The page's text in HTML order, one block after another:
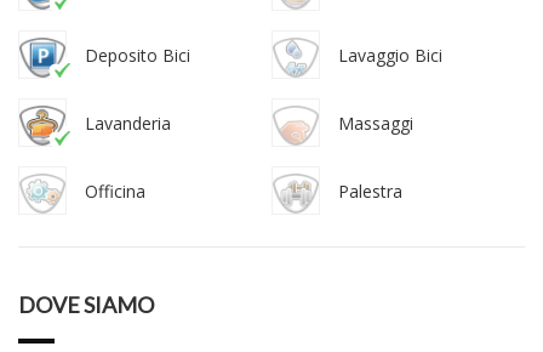
Deposito Bici Lavaggio Bici
Lavanderia Massaggi
Officina Palestra
DOVE SIAMO